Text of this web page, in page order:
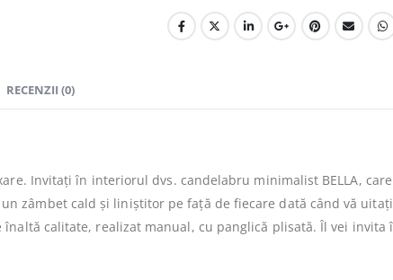
RECENZII (0)
Invitați în interiorul dvs. candelabru minimalist BELLA,
zâmbet cald și liniștitor pe față de fiecare dată când vă
înaltă calitate, realizat manual, cu panglică plisată. Îl vei invita